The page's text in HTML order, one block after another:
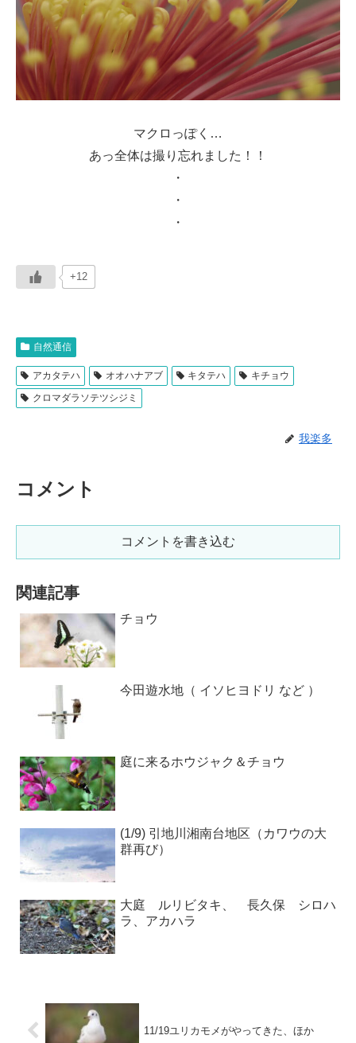
マクロっぽく…
あっ全体は撮り忘れました！！
・
・
・
+12
自然通信
アカタテハ オオハナアブ キタテハ
キチョウ
クロマダラソテツシジミ
我楽多
コメント
コメントを書き込む
関連記事
チョウ
今田遊水地（ イソヒヨドリ など ）
庭に来るホウジャク＆チョウ
(1/9) 引地川湘南台地区（カワウの大
群再び）
大庭 ルリビタキ、 長久保 シロハ
ラ、アカハラ
11/19ユリカモメがやってきた、ほか